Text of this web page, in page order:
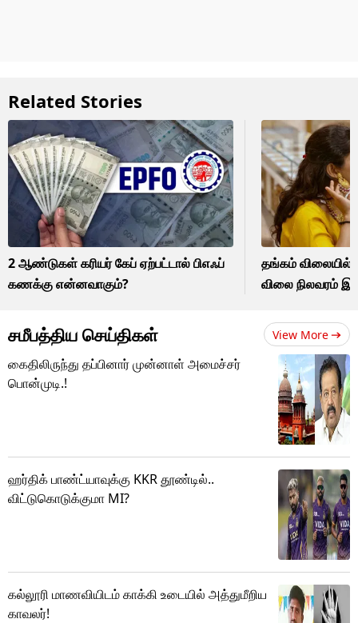
Related Stories
2 ஆண்டுகள் கரியர் கேப் ஏற்பட்டால் பிஎஃப்
கணக்கு என்னவாகும்?
தங்கம் விலையில்
விலை நிலவரம்
சமீபத்திய செய்திகள் View More
கைதிலிருந்து தப்பினார் முன்னாள் அமைச்சர்
பொன்முடி.!
ஹர்திக் பாண்ட்யாவுக்கு KKR தூண்டில்..
விட்டுகொடுக்குமா MI?
கல்லூரி மாணவியிடம் காக்கி உடையில் அத்துமீறிய
காவலர்!